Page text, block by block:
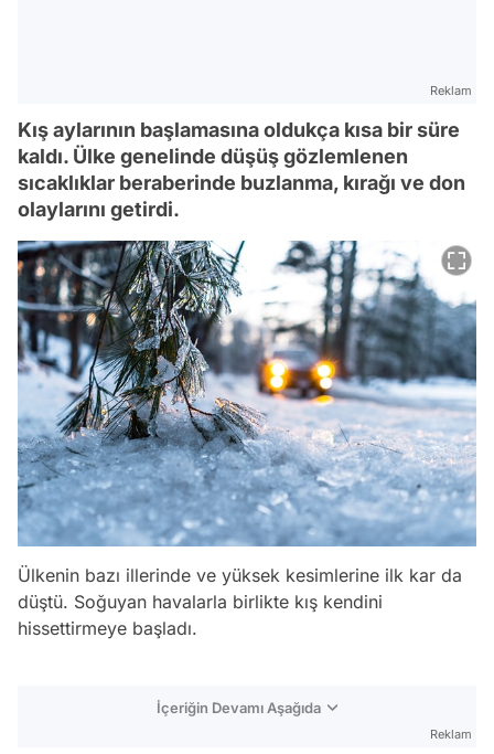
Reklam
Kış aylarının başlamasına oldukça kısa bir süre
kaldı. Ülke genelinde düşüş gözlemlenen
sıcaklıklar beraberinde buzlanma, kırağı ve don
olaylarını getirdi.
Ülkenin bazı illerinde ve yüksek kesimlerine ilk kar da
düştü. Soğuyan havalarla birlikte kış kendini
hissettirmeye başladı.
İçeriğin Devamı Aşağıda
Reklam